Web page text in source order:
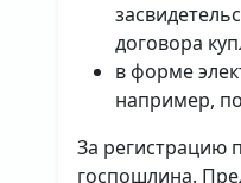
договора
в форме
например,
За регистрацию
госпошлина.